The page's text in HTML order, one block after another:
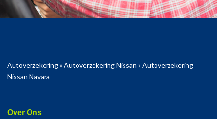
Autoverzekering» Autoverzekering Nissan » Autoverzekering
Nissan Navara
Over Ons